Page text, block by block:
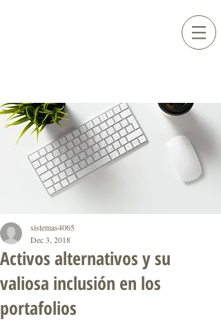
Activos alternativos y su
valiosa inclusión en los
portafolios
sistemas4065
Dec 3, 2018